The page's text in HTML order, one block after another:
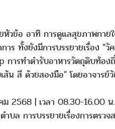
วข้อ อาทิ การดูแลสุขภาพกา
ทั้งยังมีการบรรยายเรื่อง "
การทำตำรับอาหารวัตถุดิบท้
สี ด้วยสองมือ" โดยอาจารย์
2568 | เวลา 08.30-16.00
ล การบรรยายเรื่องการตรว